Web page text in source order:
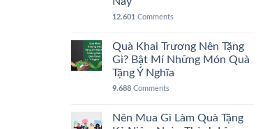
12.601 Comments
Quà Khai Trương Nên Tặng
Gì? Bật Mí Những Món Quà
Tặng Ý Nghĩa
9.688 Comments
Nên Mua Gì Làm Quà Tặng